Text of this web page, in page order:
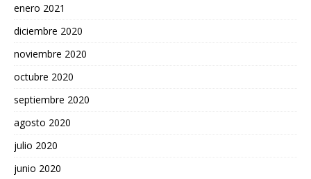
enero 2021
diciembre 2020
noviembre 2020
octubre 2020
septiembre 2020
agosto 2020
julio 2020
junio 2020